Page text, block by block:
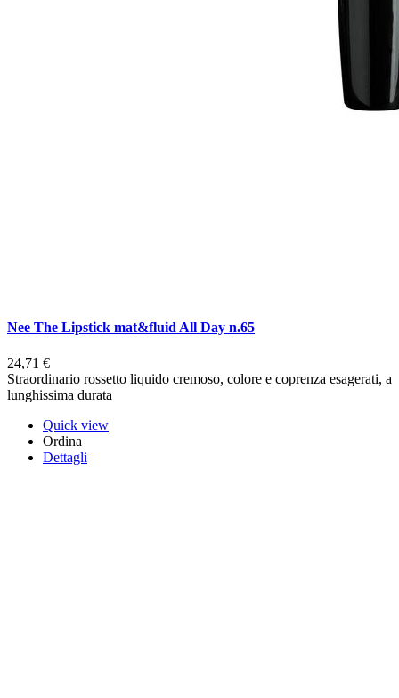
Nee The Lipstick mat&fluid All Day n.65
24,71 €
Straordinario rossetto liquido cremoso, colore e coprenza esagerati, a
lunghissima durata
Quick view
Ordina
Dettagli